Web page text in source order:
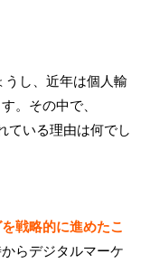
うし、近年は個人輸
。その中で、
ている理由は何でし
戦略的に進めたこ
らデジタルマーケ